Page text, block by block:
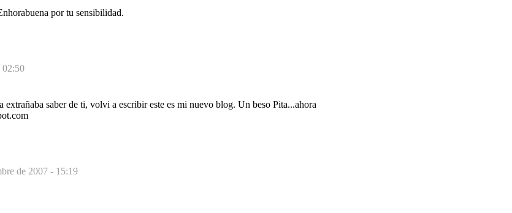
por tu sensibilidad.
02:50
extrañaba saber de ti, volvi a escribir este es mi nuevo blog. Un beso Pita...ahora
de 2007 - 15:19